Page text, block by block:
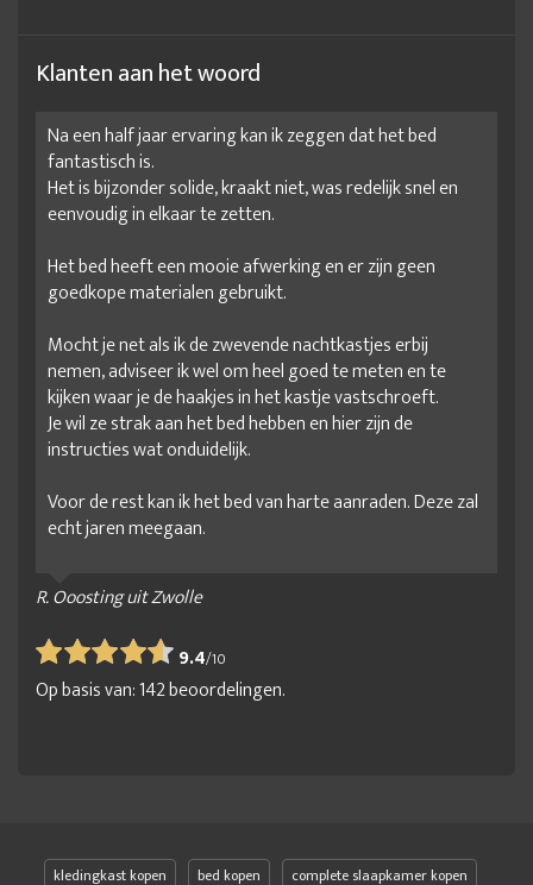
Klanten aan het woord
Na een half jaar ervaring kan ik zeggen dat het bed
fantastisch is.
Het is bijzonder solide, kraakt niet, was redelijk snel en
eenvoudig in elkaar te zetten.
Het bed heeft een mooie afwerking en er zijn geen
goedkope materialen gebruikt.
Mocht je net als ik de zwevende nachtkastjes erbij
nemen, adviseer ik wel om heel goed te meten en te
kijken waar je de haakjes in het kastje vastschroeft.
Je wil ze strak aan het bed hebben en hier zijn de
instructies wat onduidelijk.
Voor de rest kan ik het bed van harte aanraden. Deze zal
echt jaren meegaan.
R. Ooosting uit Zwolle
9.4/10
Op basis van:142beoordelingen.
kledingkast kopen bed kopen complete slaapkamer kopen